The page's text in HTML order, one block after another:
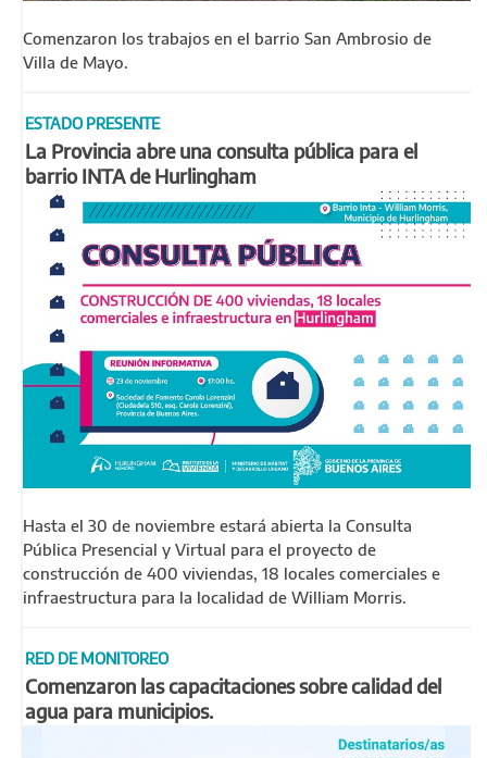
Comenzaron los trabajos en el barrio San Ambrosio de
Villa de Mayo.
ESTADO PRESENTE
La Provincia abre una consulta pública para el
barrio INTA de Hurlingham
Hasta el 30 de noviembre estará abierta la Consulta
Pública Presencial y Virtual para el proyecto de
construcción de 400 viviendas, 18 locales comerciales e
infraestructura para la localidad de William Morris.
RED DE MONITOREO
Comenzaron las capacitaciones sobre calidad del
agua para municipios.